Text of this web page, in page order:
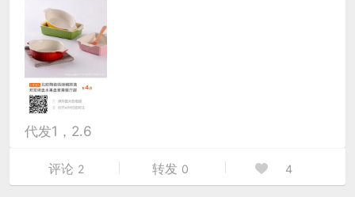
代发1，2.6
评论 2 转发 0 4